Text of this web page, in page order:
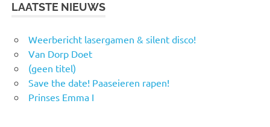
LAATSTE NIEUWS
Weerbericht lasergamen & silent disco!
Van Dorp Doet
(geen titel)
Save the date! Paaseieren rapen!
Prinses Emma I